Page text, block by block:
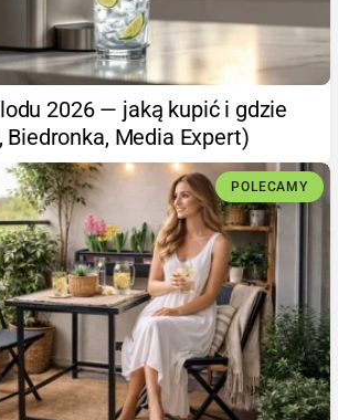
2026 — jaką kupić i gdzie
Media Expert)
POLECAMY